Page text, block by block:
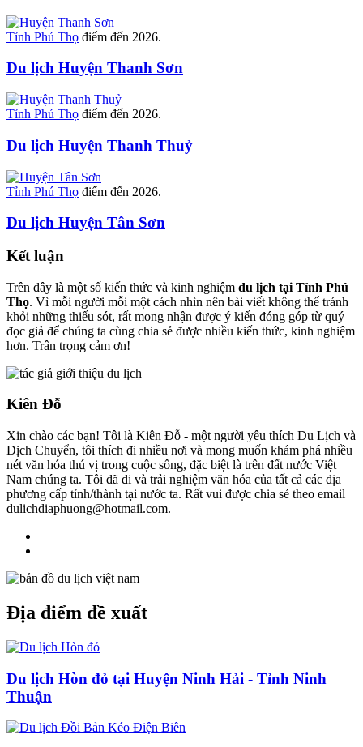
Tỉnh Phú Thọ điểm đến 2026.
Du lịch Huyện Thanh Sơn
Tỉnh Phú Thọ điểm đến 2026.
Du lịch Huyện Thanh Thuỷ
Tỉnh Phú Thọ điểm đến 2026.
Du lịch Huyện Tân Sơn
Kết luận
Trên đây là một số kiến thức và kinh nghiệm du lịch tại Tỉnh Phú
Thọ. Vì mỗi người mỗi một cách nhìn nên bài viết không thể tránh
khỏi những thiếu sót, rất mong nhận được ý kiến đóng góp từ quý
đọc giả để chúng ta cùng chia sẻ được nhiều kiến thức, kinh nghiệm
hơn. Trân trọng cảm ơn!
Kiên Đỗ
Xin chào các bạn! Tôi là Kiên Đỗ - một người yêu thích Du Lịch và
Dịch Chuyển, tôi thích đi nhiều nơi và mong muốn khám phá nhiều
nét văn hóa thú vị trong cuộc sống, đặc biệt là trên đất nước Việt
Nam chúng ta. Tôi đã đi và trải nghiệm văn hóa của tất cả các địa
phương cấp tỉnh/thành tại nước ta. Rất vui được chia sẻ theo email
dulichdiaphuong@hotmail.com.
Địa điểm đề xuất
Du lịch Hòn đỏ tại Huyện Ninh Hải - Tỉnh Ninh
Thuận